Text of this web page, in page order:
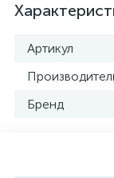
Артикул
Бренд